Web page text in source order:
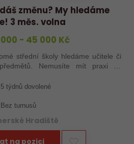
změnu? My hledáme
3 měs. volna
- 45 000 Kč
střední školy hledáme učitele či
Nemusíte mít praxi ze
5 týdnů dovolené
Bez turnusů
Hradiště
na pozici